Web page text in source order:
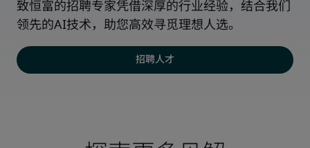
致恒富的招聘专家凭借深厚的行业经验，结合我们
领先的AI技术，助您高效寻觅理想人选。
招聘人才